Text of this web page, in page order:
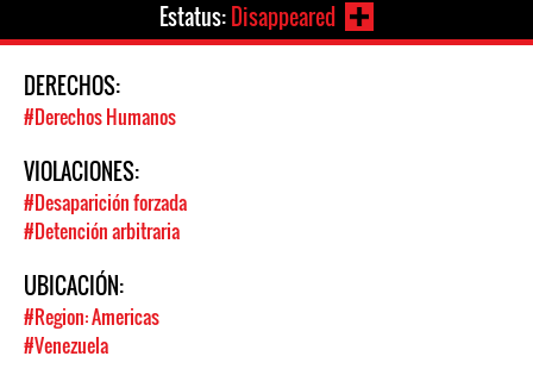
Estatus:Disappeared
DERECHOS:
#Derechos Humanos
VIOLACIONES:
#Desaparición forzada
#Detención arbitraria
UBICACIÓN:
#Region: Americas
#Venezuela